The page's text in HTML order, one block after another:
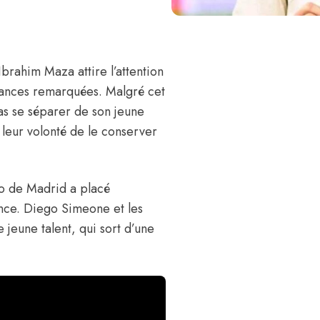
Maza attire l’attention
remarquées. Malgré cet
se séparer de son jeune
volonté de le conserver
de Madrid a placé
Diego Simeone et les
talent, qui sort d’une